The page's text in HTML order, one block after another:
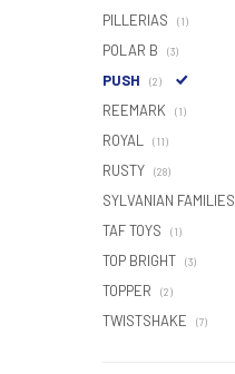
PILLERIAS (1)
POLAR B (3)
PUSH (2)
REEMARK (1)
ROYAL (11)
RUSTY (28)
SYLVANIAN FAMILIES
TAF TOYS (1)
TOP BRIGHT (3)
TOPPER (2)
TWISTSHAKE (7)